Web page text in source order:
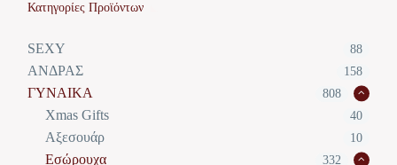
Κατηγορίες Προϊόντων
SEXY 88
ΑΝΔΡΑΣ 158
ΓΥΝΑΙΚΑ 808
Xmas Gifts 40
Αξεσουάρ 10
Εσώρουχα 332